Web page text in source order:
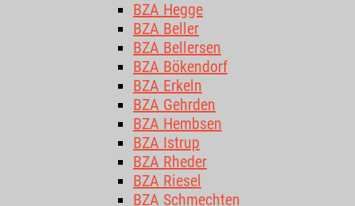
BZA Hegge
BZA Beller
BZA Bellersen
BZA Bökendorf
BZA Erkeln
BZA Gehrden
BZA Hembsen
BZA Istrup
BZA Rheder
BZA Riesel
BZA Schmechten